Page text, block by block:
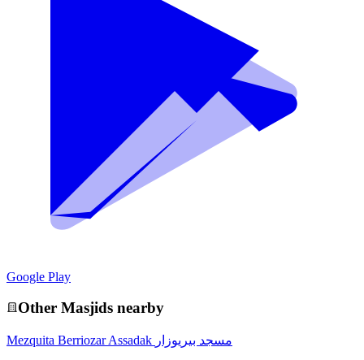
Google Play
Other Masjids nearby
Mezquita Berriozar Assadak مسجد بيريوزار